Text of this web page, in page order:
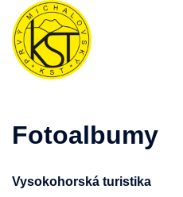
Preskočiť
obsah
Fotoalbumy
Vysokohorská turistika